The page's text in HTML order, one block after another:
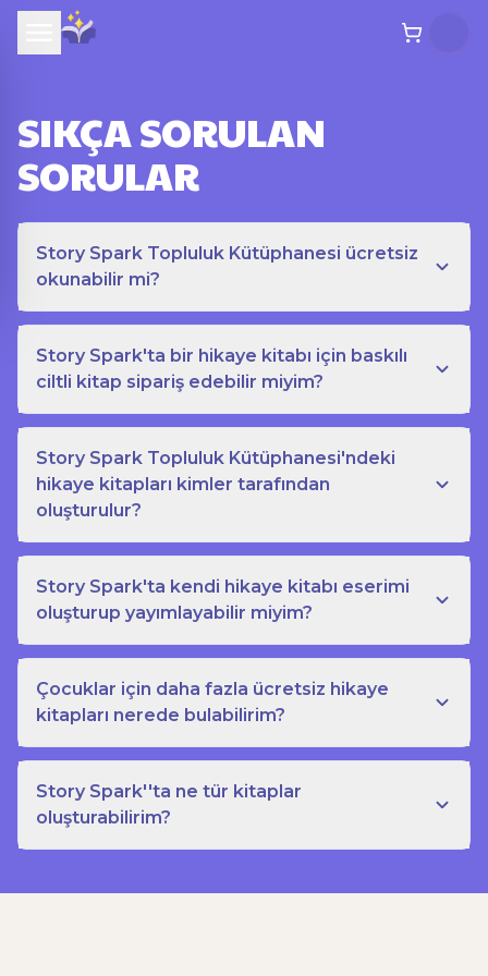
SIKÇA SORULAN
SORULAR
Story Spark Topluluk Kütüphanesi ücretsiz
okunabilir mi?
Story Spark'ta bir hikaye kitabı için baskılı
ciltli kitap sipariş edebilir miyim?
Story Spark Topluluk Kütüphanesi'ndeki
hikaye kitapları kimler tarafından
oluşturulur?
Story Spark'ta kendi hikaye kitabı eserimi
oluşturup yayımlayabilir miyim?
Çocuklar için daha fazla ücretsiz hikaye
kitapları nerede bulabilirim?
Story Spark''ta ne tür kitaplar
oluşturabilirim?